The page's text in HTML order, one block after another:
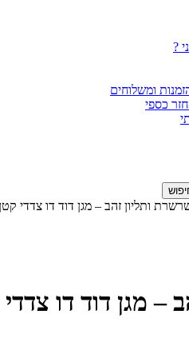
?
ותליון זהב – מגן דוד דו צדדי
– מגן דוד דו